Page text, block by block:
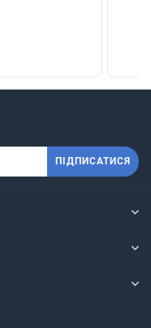
ПІДПИСАТИСЯ